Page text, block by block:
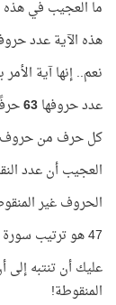
ما العجيب في هذه
هذه الآية عدد
نعم.. إنها آية
عدد حروفها63
كل حرف من حروف
العجيب أن عدد
الحروف غير المنقوطة
47 هو ترتيب سورة مُحمَّد في المصحف!
عليك أن تنتبه
المنقوطة!